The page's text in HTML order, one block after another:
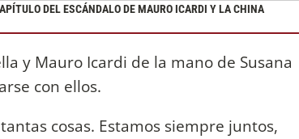
DEL ESCÁNDALO DE MAURO ICARDI Y LA CHINA
y Mauro Icardi de la mano de Susana
con ellos.
cosas. Estamos siempre juntos,